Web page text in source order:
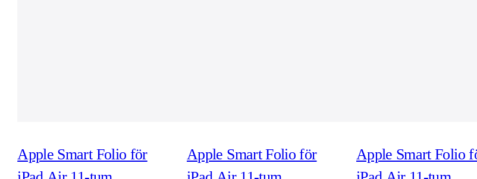
Apple Smart Folio för
Apple Smart Folio för
Apple Smart Folio